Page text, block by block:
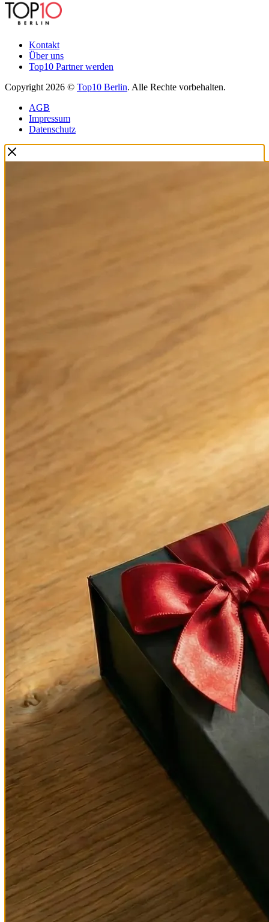
Kontakt
Über uns
Top10 Partner werden
Copyright 2026 © Top10 Berlin. Alle Rechte vorbehalten.
AGB
Impressum
Datenschutz